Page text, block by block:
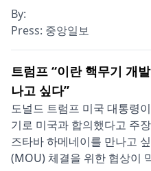
By:
Press: 중앙일보
트럼프 “이란 핵무기 개
나고 싶다”
도널드 트럼프 미국 대통령
기로 미국과 합의했다고 주
즈타바 하메네이를 만나고
(MOU) 체결을 위한 협상이